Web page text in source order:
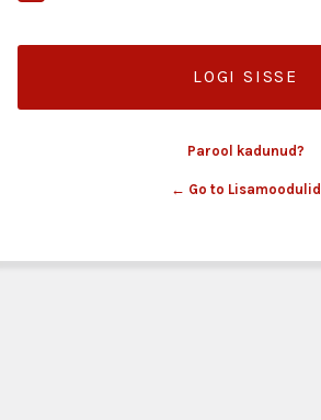
Parool kadunud?
← Go to Lisamoodulid